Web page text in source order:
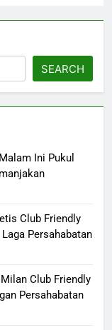
SEARCH
Ini Pukul
Club Friendly
Persahabatan
Club Friendly
Persahabatan